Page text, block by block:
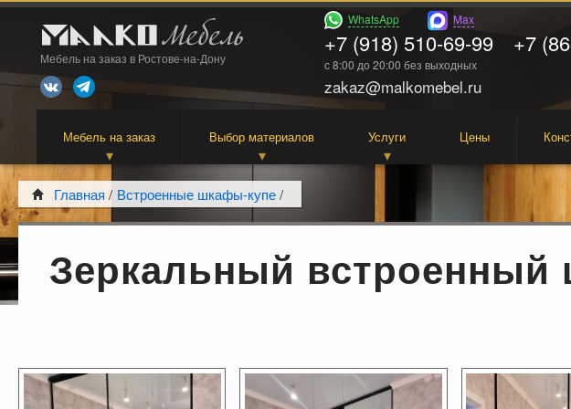
Мебель на заказ в Ростове-на-Дону
WhatsApp Max
+7 (918) 510-69-99 +7
с 8:00 до 20:00 без выходных
zakaz@malkomebel.ru
Мебель на заказ Выбор материалов Услуги Цены
Главная / Встроенные шкафы-купе/
Зеркальный встроенный